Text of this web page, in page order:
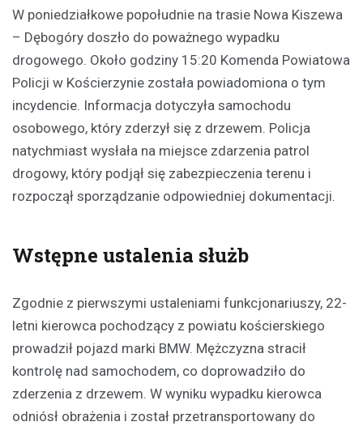
W poniedziałkowe popołudnie na trasie Nowa Kiszewa
– Dębogóry doszło do poważnego wypadku
drogowego. Około godziny 15:20 Komenda Powiatowa
Policji w Kościerzynie została powiadomiona o tym
incydencie. Informacja dotyczyła samochodu
osobowego, który zderzył się z drzewem. Policja
natychmiast wysłała na miejsce zdarzenia patrol
drogowy, który podjął się zabezpieczenia terenu i
rozpoczął sporządzanie odpowiedniej dokumentacji.
Wstępne ustalenia służb
Zgodnie z pierwszymi ustaleniami funkcjonariuszy, 22-
letni kierowca pochodzący z powiatu kościerskiego
prowadził pojazd marki BMW. Mężczyzna stracił
kontrolę nad samochodem, co doprowadziło do
zderzenia z drzewem. W wyniku wypadku kierowca
odniósł obrażenia i został przetransportowany do